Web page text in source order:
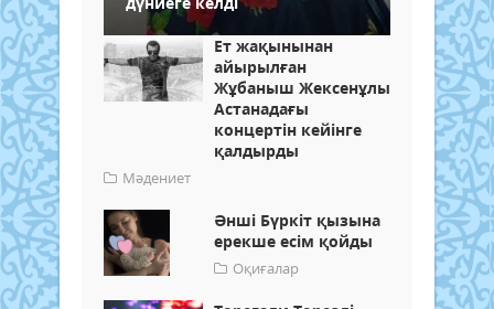
Ет жақынынан
айырылған
Жұбаныш Жексенұлы
Астанадағы
концертін кейінге
қалдырды
Мәдениет
Әнші Бүркіт қызына
ерекше есім қойды
Оқиғалар